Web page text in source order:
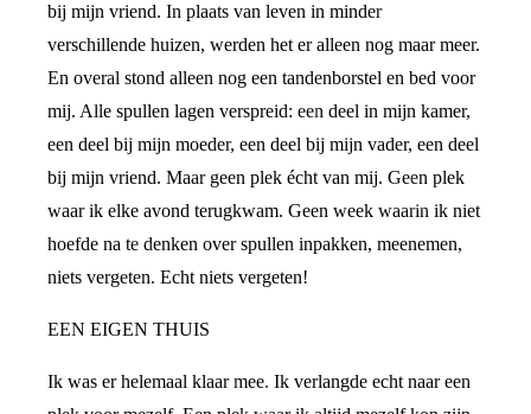
bij mijn vriend. In plaats van leven in minder
verschillende huizen, werden het er alleen nog maar meer.
En overal stond alleen nog een tandenborstel en bed voor
mij. Alle spullen lagen verspreid: een deel in mijn kamer,
een deel bij mijn moeder, een deel bij mijn vader, een deel
bij mijn vriend. Maar geen plek écht van mij. Geen plek
waar ik elke avond terugkwam. Geen week waarin ik niet
hoefde na te denken over spullen inpakken, meenemen,
niets vergeten. Echt niets vergeten!
EEN EIGEN THUIS
Ik was er helemaal klaar mee. Ik verlangde echt naar een